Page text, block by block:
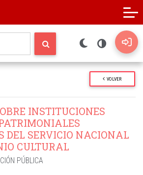
VOLVER
INSTITUCIONES
DEL SERVICIO NACIONAL
CULTURAL
PÚBLICA